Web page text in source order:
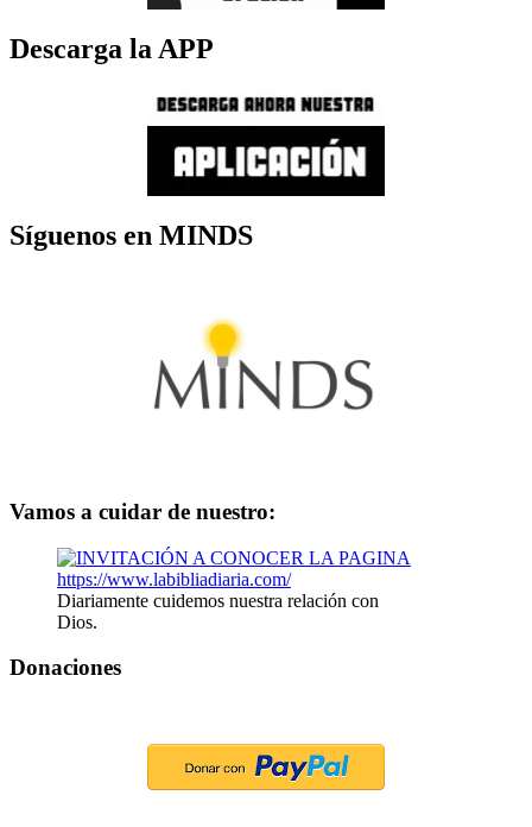
Descarga la APP
Síguenos en MINDS
Vamos a cuidar de nuestro:
Diariamente cuidemos nuestra relación con
Dios.
Donaciones